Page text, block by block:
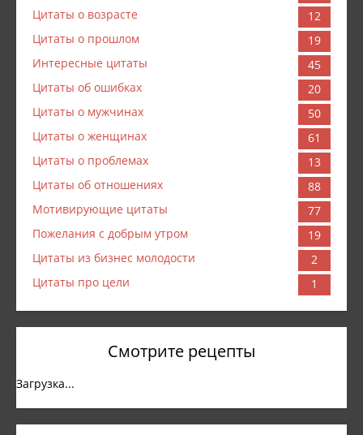
Цитаты о возрасте
12
Цитаты о прошлом
19
Интересные цитаты
45
Цитаты об ошибках
20
Цитаты о мужчинах
50
Цитаты о женщинах
61
Цитаты о проблемах
13
Цитаты об отношениях
88
Мотивирующие цитаты
77
Пожелания с добрым утром
19
Цитаты из бизнес молодости
2
Цитаты про цели
1
Смотрите рецепты
Загрузка...